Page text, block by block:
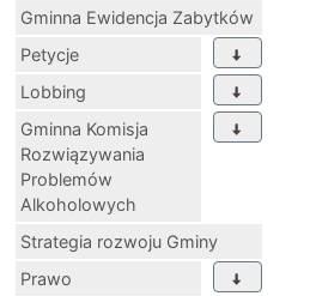
Gminna Ewidencja Zabytków
Petycje
Lobbing
Gminna Komisja
Rozwiązywania
Problemów
Alkoholowych
Strategia rozwoju Gminy
Prawo